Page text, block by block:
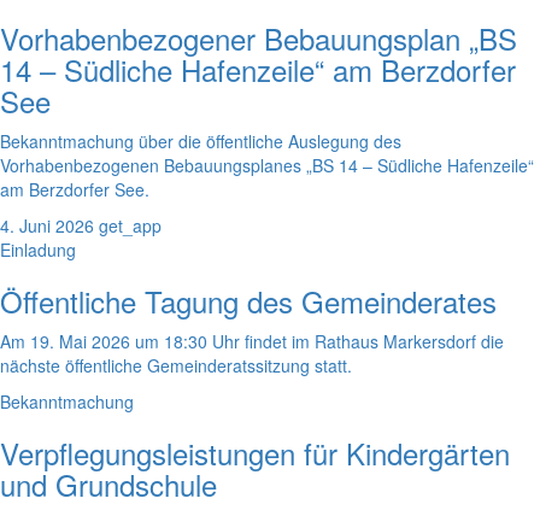
Vorhabenbezogener Bebauungsplan „BS
14 – Südliche Hafenzeile“ am Berzdorfer
See
Bekanntmachung über die öffentliche Auslegung des
Vorhabenbezogenen Bebauungsplanes „BS 14 – Südliche Hafenzeile“
am Berzdorfer See.
4. Juni 2026 get_app
Einladung
Öffentliche Tagung des Gemeinderates
Am 19. Mai 2026 um 18:30 Uhr findet im Rathaus Markersdorf die
nächste öffentliche Gemeinderatssitzung statt.
Bekanntmachung
Verpflegungsleistungen für Kindergärten
und Grundschule